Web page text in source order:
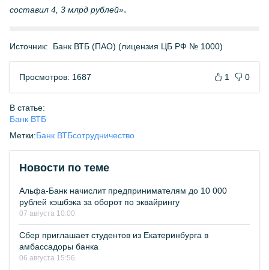
составил 4, 3 млрд рублей».
Источник: Банк ВТБ (ПАО) (лицензия ЦБ РФ № 1000)
Просмотров: 1687 1 0
В статье:
Банк ВТБ
Метки:Банк ВТБсотрудничество
Новости по теме
Альфа-Банк начислит предпринимателям до 10 000
рублей кэшбэка за оборот по эквайрингу
07 августа 10:00
Сбер приглашает студентов из Екатеринбурга в
амбассадоры банка
06 августа 15:56